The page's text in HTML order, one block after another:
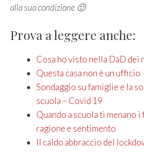
alla sua condizione 🙂
Prova a leggere anche:
Cosa ho visto nella DaD dei
Questa casa non è un ufficio
Sondaggio su famiglie e la
scuola – Covid 19
Quando a scuola ti menano
ragione e sentimento
Il caldo abbraccio del